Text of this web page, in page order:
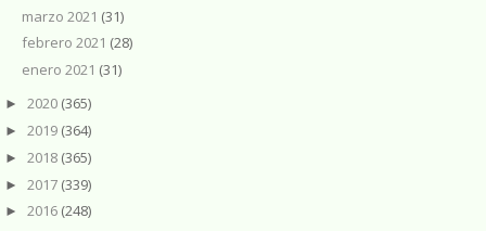
marzo 2021 (31)
febrero 2021 (28)
enero 2021 (31)
► 2020 (365)
► 2019 (364)
► 2018 (365)
► 2017 (339)
► 2016 (248)